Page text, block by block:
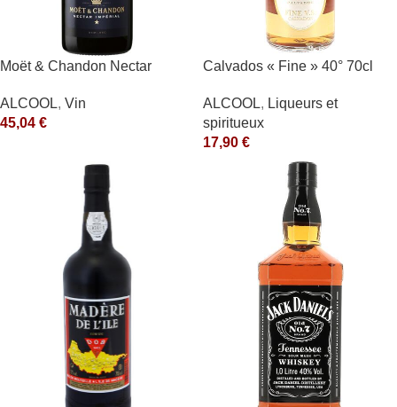
Moët & Chandon Nectar
Blanc
ALCOOL, Vin
45,04 €
Calvados « Fine » 40° 70cl
ALCOOL, Liqueurs et
spiritueux
17,90 €